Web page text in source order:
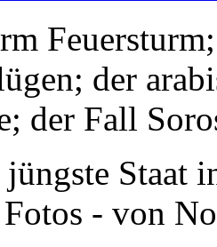
der
der Fall
jüngste Staat
Fotos - von